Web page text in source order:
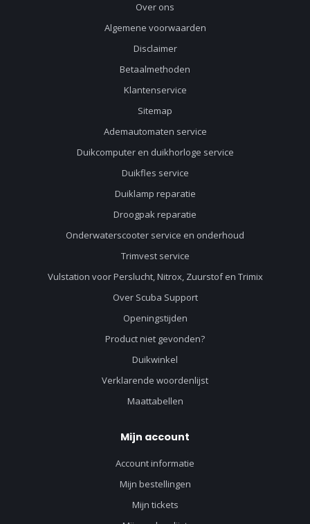
Over ons
Algemene voorwaarden
Disclaimer
Betaalmethoden
Klantenservice
Sitemap
Ademautomaten service
Duikcomputer en duikhorloge service
Duikfles service
Duiklamp reparatie
Droogpak reparatie
Onderwaterscooter service en onderhoud
Trimvest service
Vulstation voor Perslucht, Nitrox, Zuurstof en Trimix
Over Scuba Support
Openingstijden
Product niet gevonden?
Duikwinkel
Verklarende woordenlijst
Maattabellen
Mijn account
Account informatie
Mijn bestellingen
Mijn tickets